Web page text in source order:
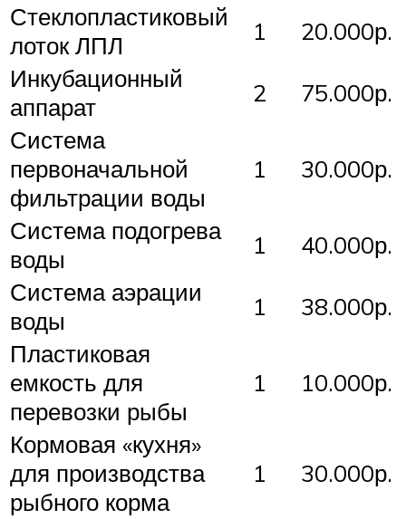
Стеклопластиковый
лоток ЛПЛ
1
20.000р.
Инкубационный
аппарат
2
75.000р.
Система
первоначальной
фильтрации воды
1 30.000р.
Система подогрева
воды
1
40.000р.
Система аэрации
воды
1
38.000р.
Пластиковая
емкость для
перевозки рыбы
1 10.000р.
Кормовая «кухня»
для производства
рыбного корма
1 30.000р.